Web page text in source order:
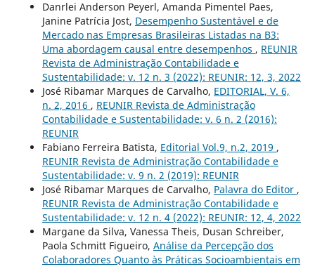
Danrlei Anderson Peyerl, Amanda Pimentel Paes,
Janine Patrícia Jost, Desempenho Sustentável e de
Mercado nas Empresas Brasileiras Listadas na B3:
Uma abordagem causal entre desempenhos , REUNIR
Revista de Administração Contabilidade e
Sustentabilidade: v. 12 n. 3 (2022): REUNIR: 12, 3, 2022
José Ribamar Marques de Carvalho, EDITORIAL, V. 6,
n. 2, 2016 , REUNIR Revista de Administração
Contabilidade e Sustentabilidade: v. 6 n. 2 (2016):
REUNIR
Fabiano Ferreira Batista, Editorial Vol.9, n.2, 2019 ,
REUNIR Revista de Administração Contabilidade e
Sustentabilidade: v. 9 n. 2 (2019): REUNIR
José Ribamar Marques de Carvalho, Palavra do Editor ,
REUNIR Revista de Administração Contabilidade e
Sustentabilidade: v. 12 n. 4 (2022): REUNIR: 12, 4, 2022
Margane da Silva, Vanessa Theis, Dusan Schreiber,
Paola Schmitt Figueiro, Análise da Percepção dos
Colaboradores Quanto às Práticas Socioambientais em